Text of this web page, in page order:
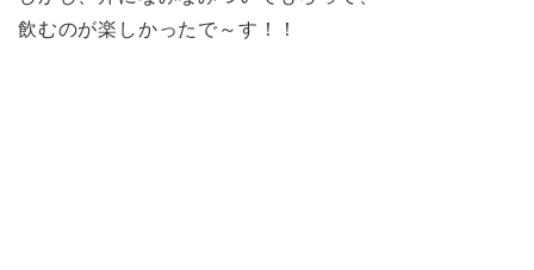
飲むのが楽しかったで～す！！